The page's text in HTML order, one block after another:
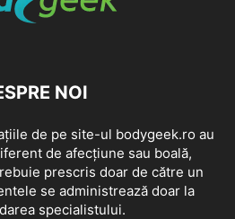
NOI
de pe site-ul bodygeek.ro au
de afecțiune sau boală,
prescris doar de către un
se administrează doar la
specialistului.